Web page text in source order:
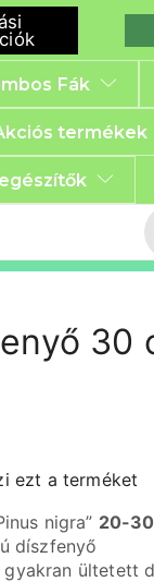
Fák
termékek
30
ezt a terméket
nigra” 20-
díszfenyő
ültetett